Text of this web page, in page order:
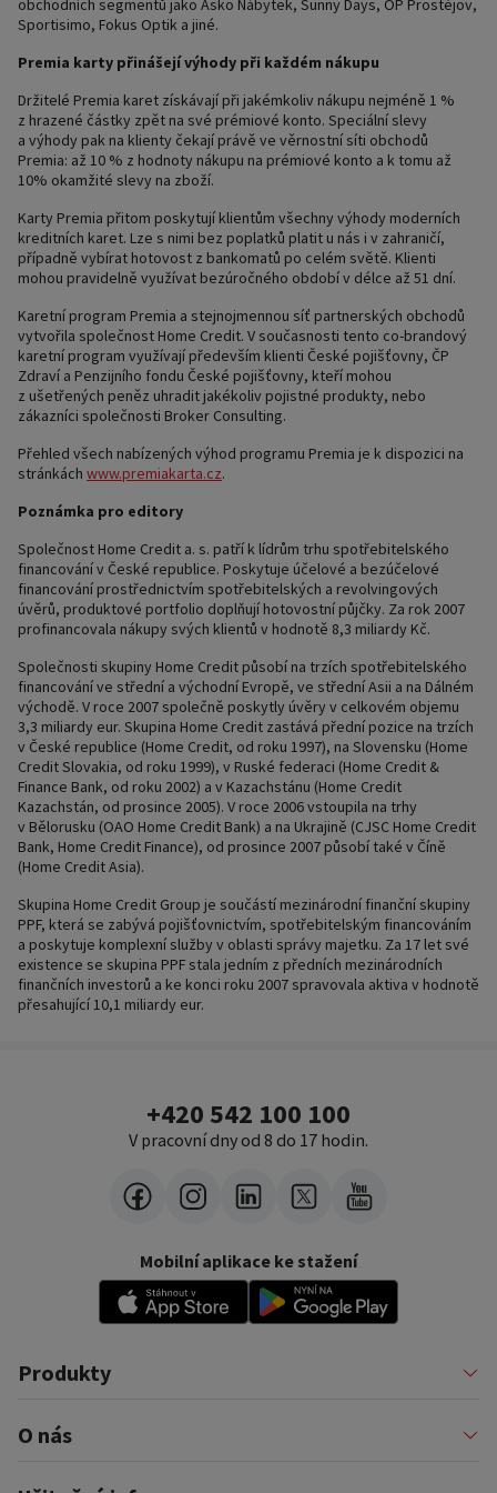
obchodních segmentů jako Asko Nábytek, Sunny Days, OP Prostějov,
Sportisimo, Fokus Optik a jiné.
Premia karty přinášejí výhody při každém nákupu
Držitelé Premia karet získávají při jakémkoliv nákupu nejméně 1 %
z hrazené částky zpět na své prémiové konto. Speciální slevy
a výhody pak na klienty čekají právě ve věrnostní síti obchodů
Premia: až 10 % z hodnoty nákupu na prémiové konto a k tomu až
10% okamžité slevy na zboží.
Karty Premia přitom poskytují klientům všechny výhody moderních
kreditních karet. Lze s nimi bez poplatků platit u nás i v zahraničí,
případně vybírat hotovost z bankomatů po celém světě. Klienti
mohou pravidelně využívat bezúročného období v délce až 51 dní.
Karetní program Premia a stejnojmennou síť partnerských obchodů
vytvořila společnost Home Credit. V současnosti tento co-brandový
karetní program využívají především klienti České pojišťovny, ČP
Zdraví a Penzijního fondu České pojišťovny, kteří mohou
z ušetřených peněz uhradit jakékoliv pojistné produkty, nebo
zákazníci společnosti Broker Consulting.
Přehled všech nabízených výhod programu Premia je k dispozici na
stránkách www.premiakarta.cz.
Poznámka pro editory
Společnost Home Credit a. s. patří k lídrům trhu spotřebitelského
financování v České republice. Poskytuje účelové a bezúčelové
financování prostřednictvím spotřebitelských a revolvingových
úvěrů, produktové portfolio doplňují hotovostní půjčky. Za rok 2007
profinancovala nákupy svých klientů v hodnotě 8,3 miliardy Kč.
Společnosti skupiny Home Credit působí na trzích spotřebitelského
financování ve střední a východní Evropě, ve střední Asii a na Dálném
východě. V roce 2007 společně poskytly úvěry v celkovém objemu
3,3 miliardy eur. Skupina Home Credit zastává přední pozice na trzích
v České republice (Home Credit, od roku 1997), na Slovensku (Home
Credit Slovakia, od roku 1999), v Ruské federaci (Home Credit &
Finance Bank, od roku 2002) a v Kazachstánu (Home Credit
Kazachstán, od prosince 2005). V roce 2006 vstoupila na trhy
v Bělorusku (OAO Home Credit Bank) a na Ukrajině (CJSC Home Credit
Bank, Home Credit Finance), od prosince 2007 působí také v Číně
(Home Credit Asia).
Skupina Home Credit Group je součástí mezinárodní finanční skupiny
PPF, která se zabývá pojišťovnictvím, spotřebitelským financováním
a poskytuje komplexní služby v oblasti správy majetku. Za 17 let své
existence se skupina PPF stala jedním z předních mezinárodních
finančních investorů a ke konci roku 2007 spravovala aktiva v hodnotě
přesahující 10,1 miliardy eur.
+420 542 100 100
V pracovní dny od 8 do 17 hodin.
Mobilní aplikace ke stažení
Produkty
Půjčky
Financování podnikatelů
Nákupy na splátky
O nás
Profil firmy